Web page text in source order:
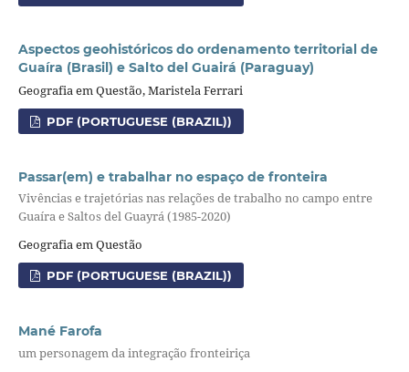
Aspectos geohistóricos do ordenamento territorial de
Guaíra (Brasil) e Salto del Guairá (Paraguay)
Geografia em Questão, Maristela Ferrari
PDF (PORTUGUESE (BRAZIL))
Passar(em) e trabalhar no espaço de fronteira
Vivências e trajetórias nas relações de trabalho no campo entre
Guaíra e Saltos del Guayrá (1985-2020)
Geografia em Questão
PDF (PORTUGUESE (BRAZIL))
Mané Farofa
um personagem da integração fronteiriça